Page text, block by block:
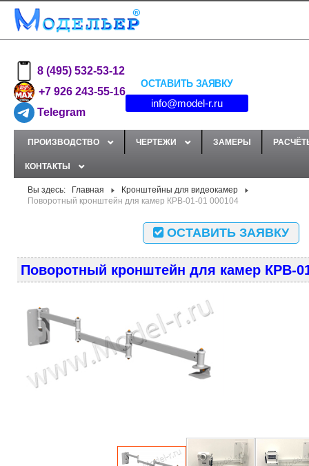
8 (495) 532-53-12
+7 926 243-55-16
Telegram
ОСТАВИТЬ ЗАЯВКУ
info@model-r.ru
ПРОИЗВОДСТВО ЧЕРТЕЖИ ЗАМЕРЫ
КОНТАКТЫ
Вы здесь: Главная
Кронштейны для видеокамер
Поворотный кронштейн для камер КРВ-01-01 000104
ОСТАВИТЬ ЗАЯВКУ
Поворотный кронштейн для камер КРВ-